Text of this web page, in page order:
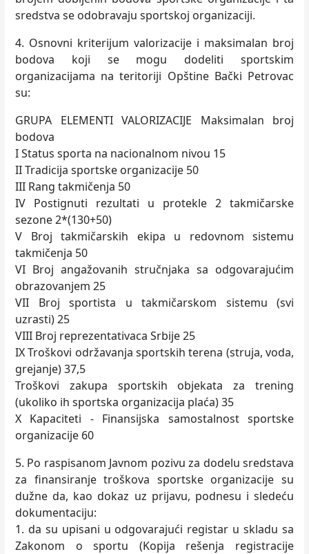
sredstva se odobravaju sportskoj organizaciji.
4. Osnovni kriterijum valorizacije i maksimalan broj
bodova koji se mogu dodeliti sportskim
organizacijama na teritoriji Opštine Bački Petrovac
su:
GRUPA ELEMENTI VALORIZACIJE Maksimalan broj
bodova
I Status sporta na nacionalnom nivou 15
II Tradicija sportske organizacije 50
III Rang takmičenja 50
IV Postignuti rezultati u protekle 2 takmičarske
sezone 2*(130+50)
V Broj takmičarskih ekipa u redovnom sistemu
takmičenja 50
VI Broj angažovanih stručnjaka sa odgovarajućim
obrazovanjem 25
VII Broj sportista u takmičarskom sistemu (svi
uzrasti) 25
VIII Broj reprezentativaca Srbije 25
IX Troškovi održavanja sportskih terena (struja, voda,
grejanje) 37,5
Troškovi zakupa sportskih objekata za trening
(ukoliko ih sportska organizacija plaća) 35
X Kapaciteti - Finansijska samostalnost sportske
organizacije 60
5. Po raspisanom Javnom pozivu za dodelu sredstava
za finansiranje troškova sportske organizacije su
dužne da, kao dokaz uz prijavu, podnesu i sledeću
dokumentaciju:
1. da su upisani u odgovarajući registar u skladu sa
Zakonom o sportu (Kopija rešenja registracije